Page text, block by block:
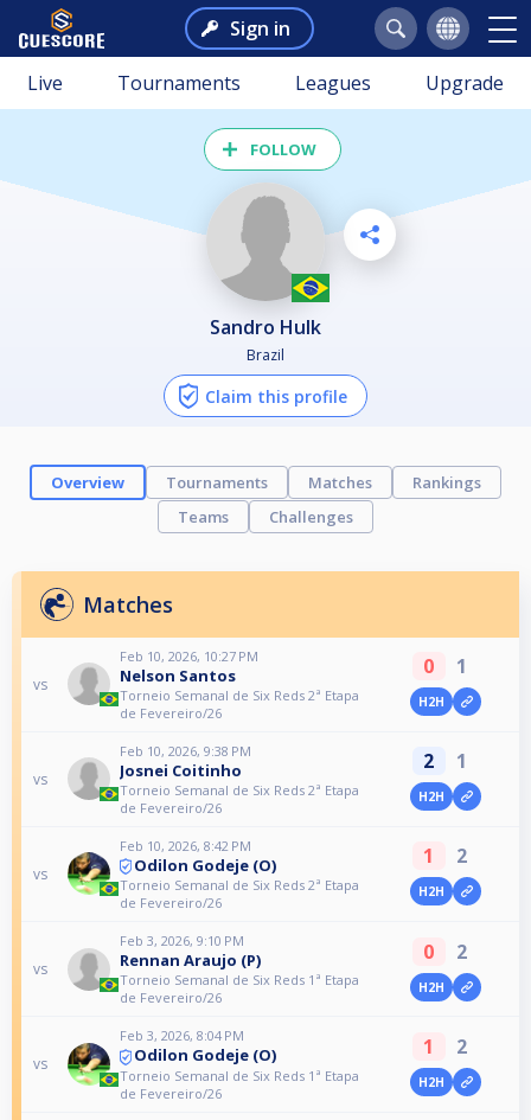
Sign in
Live Tournaments Leagues Upgrade
FOLLOW
Sandro Hulk
Brazil
Claim this profile
Overview Tournaments Matches
Rankings
Teams
Challenges
Matches
vs
Feb 10, 2026, 10:27 PM
Nelson Santos
Torneio Semanal de Six Reds 2ª Etapa
de Fevereiro/26
0 1
H2H
vs
Feb 10, 2026, 9:38 PM
Josnei Coitinho
Torneio Semanal de Six Reds 2ª Etapa
de Fevereiro/26
2 1
H2H
vs
Feb 10, 2026, 8:42 PM
Odilon Godeje (O)
Torneio Semanal de Six Reds 2ª Etapa
de Fevereiro/26
1 2
H2H
vs
Feb 3, 2026, 9:10 PM
Rennan Araujo (P)
Torneio Semanal de Six Reds 1ª Etapa
de Fevereiro/26
0 2
H2H
vs
Feb 3, 2026, 8:04 PM
Odilon Godeje (O)
Torneio Semanal de Six Reds 1ª Etapa
de Fevereiro/26
1 2
H2H